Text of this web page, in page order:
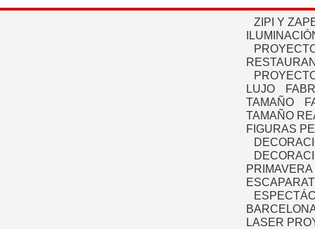
ZIPI Y
LUJO
TAMAÑO
TAMAÑO
FIGURAS
PRIMAVERA
LASER